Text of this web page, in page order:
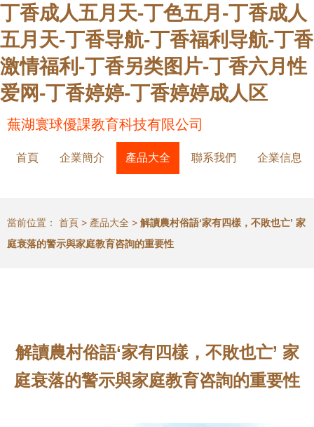
丁香成人五月天-丁色五月-丁香成人
五月天-丁香导航-丁香福利导航-丁香
激情福利-丁香另类图片-丁香六月性
爱网-丁香婷婷-丁香婷婷成人区
蕪湖寰球優課教育科技有限公司
首頁 企業簡介 產品大全 聯系我們 企業信息
當前位置： 首頁 > 產品大全 > 解讀農村俗語‘家有四樣，不敗也亡’ 家
庭衰落的警示與家庭教育咨詢的重要性
解讀農村俗語‘家有四樣，不敗也亡’ 家
庭衰落的警示與家庭教育咨詢的重要性